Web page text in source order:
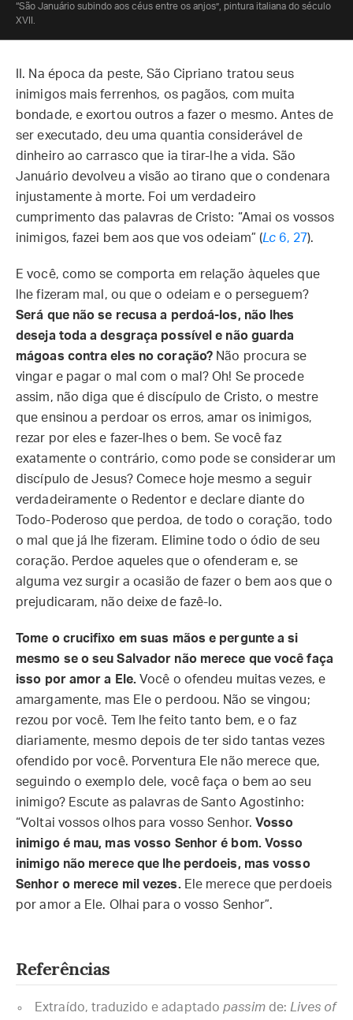
“São Januário subindo aos céus entre os anjos”, pintura italiana do século
XVII.
II. Na época da peste, São Cipriano tratou seus
inimigos mais ferrenhos, os pagãos, com muita
bondade, e exortou outros a fazer o mesmo. Antes de
ser executado, deu uma quantia considerável de
dinheiro ao carrasco que ia tirar-lhe a vida. São
Januário devolveu a visão ao tirano que o condenara
injustamente à morte. Foi um verdadeiro
cumprimento das palavras de Cristo: “Amai os vossos
inimigos, fazei bem aos que vos odeiam” (Lc 6, 27).
E você, como se comporta em relação àqueles que
lhe fizeram mal, ou que o odeiam e o perseguem?
Será que não se recusa a perdoá-los, não lhes
deseja toda a desgraça possível e não guarda
mágoas contra eles no coração? Não procura se
vingar e pagar o mal com o mal? Oh! Se procede
assim, não diga que é discípulo de Cristo, o mestre
que ensinou a perdoar os erros, amar os inimigos,
rezar por eles e fazer-lhes o bem. Se você faz
exatamente o contrário, como pode se considerar um
discípulo de Jesus? Comece hoje mesmo a seguir
verdadeiramente o Redentor e declare diante do
Todo-Poderoso que perdoa, de todo o coração, todo
o mal que já lhe fizeram. Elimine todo o ódio de seu
coração. Perdoe aqueles que o ofenderam e, se
alguma vez surgir a ocasião de fazer o bem aos que o
prejudicaram, não deixe de fazê-lo.
Tome o crucifixo em suas mãos e pergunte a si
mesmo se o seu Salvador não merece que você faça
isso por amor a Ele. Você o ofendeu muitas vezes, e
amargamente, mas Ele o perdoou. Não se vingou;
rezou por você. Tem lhe feito tanto bem, e o faz
diariamente, mesmo depois de ter sido tantas vezes
ofendido por você. Porventura Ele não merece que,
seguindo o exemplo dele, você faça o bem ao seu
inimigo? Escute as palavras de Santo Agostinho:
“Voltai vossos olhos para vosso Senhor.Vosso
inimigo é mau, mas vosso Senhor é bom. Vosso
inimigo não merece que lhe perdoeis, mas vosso
Senhor o merece mil vezes.Ele merece que perdoeis
por amor a Ele. Olhai para o vosso Senhor”.
Referências
Extraído, traduzido e adaptadopassimde: Lives of